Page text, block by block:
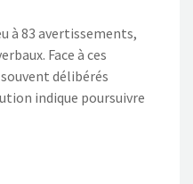
à 83 avertissements,
Face à ces
délibérés
indique poursuivre